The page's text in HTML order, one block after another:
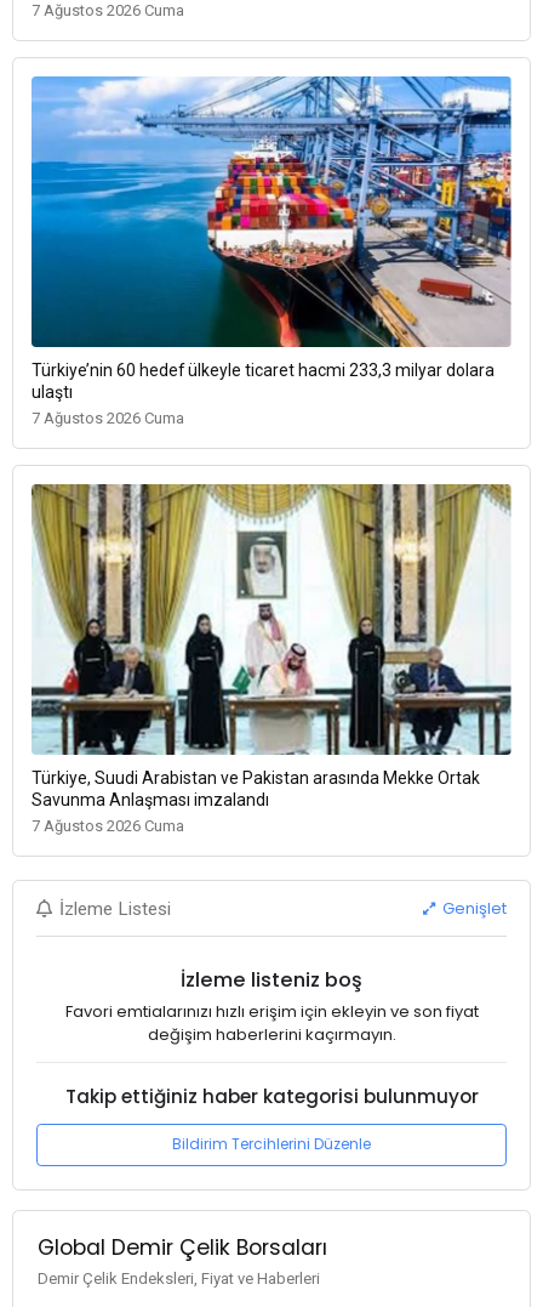
7 Ağustos 2026 Cuma
Türkiye’nin 60 hedef ülkeyle ticaret hacmi 233,3 milyar dolara
ulaştı
7 Ağustos 2026 Cuma
Türkiye, Suudi Arabistan ve Pakistan arasında Mekke Ortak
Savunma Anlaşması imzalandı
7 Ağustos 2026 Cuma
İzleme Listesi Genişlet
İzleme listeniz boş
Favori emtialarınızı hızlı erişim için ekleyin ve son fiyat
değişim haberlerini kaçırmayın.
Takip ettiğiniz haber kategorisi bulunmuyor
Bildirim Tercihlerini Düzenle
Global Demir Çelik Borsaları
Demir Çelik Endeksleri, Fiyat ve Haberleri